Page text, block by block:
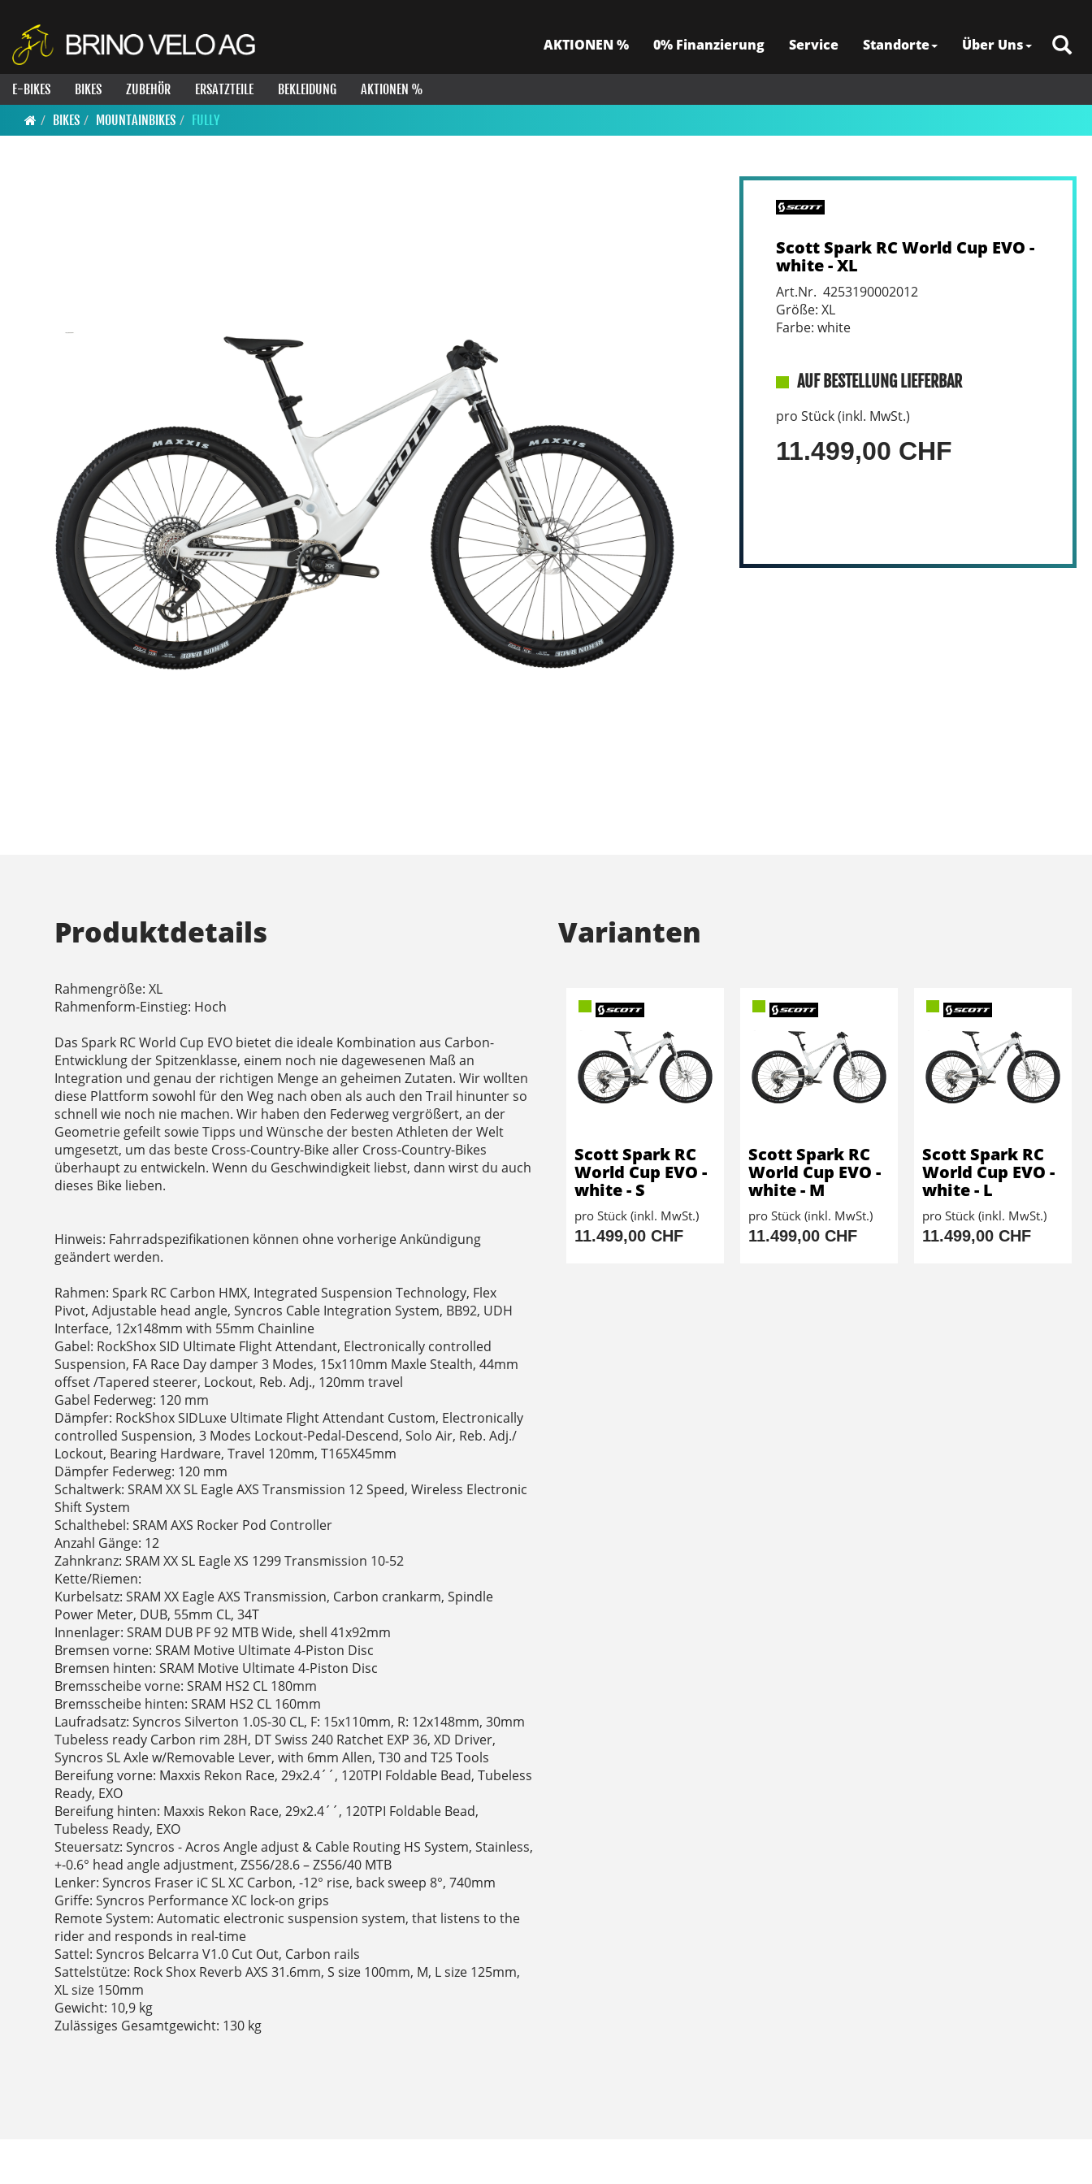
AKTIONEN % 0% Finanzierung Service Standorte Über Uns
E-BIKES BIKES ZUBEHÖR ERSATZTEILE BEKLEIDUNG
AKTIONEN %
BIKES
MOUNTAINBIKES FULLY
Scott Spark RC World Cup EVO -
white - XL
Art.Nr. 4253190002012
Größe: XL
Farbe: white
AUF BESTELLUNG LIEFERBAR
pro Stück (inkl. MwSt.)
11.499,00 CHF
Produktdetails
Rahmengröße: XL
Rahmenform-Einstieg: Hoch
Das Spark RC World Cup EVO bietet die ideale Kombination aus Carbon-
Entwicklung der Spitzenklasse, einem noch nie dagewesenen Maß an
Integration und genau der richtigen Menge an geheimen Zutaten. Wir wollten
diese Plattform sowohl für den Weg nach oben als auch den Trail hinunter so
schnell wie noch nie machen. Wir haben den Federweg vergrößert, an der
Geometrie gefeilt sowie Tipps und Wünsche der besten Athleten der Welt
umgesetzt, um das beste Cross-Country-Bike aller Cross-Country-Bikes
überhaupt zu entwickeln. Wenn du Geschwindigkeit liebst, dann wirst du auch
dieses Bike lieben.
Hinweis: Fahrradspezifikationen können ohne vorherige Ankündigung
geändert werden.
Rahmen: Spark RC Carbon HMX, Integrated Suspension Technology, Flex
Pivot, Adjustable head angle, Syncros Cable Integration System, BB92, UDH
Interface, 12x148mm with 55mm Chainline
Gabel: RockShox SID Ultimate Flight Attendant, Electronically controlled
Suspension, FA Race Day damper 3 Modes, 15x110mm Maxle Stealth, 44mm
offset /Tapered steerer, Lockout, Reb. Adj., 120mm travel
Gabel Federweg: 120 mm
Dämpfer: RockShox SIDLuxe Ultimate Flight Attendant Custom, Electronically
controlled Suspension, 3 Modes Lockout-Pedal-Descend, Solo Air, Reb. Adj./
Lockout, Bearing Hardware, Travel 120mm, T165X45mm
Dämpfer Federweg: 120 mm
Schaltwerk: SRAM XX SL Eagle AXS Transmission 12 Speed, Wireless Electronic
Shift System
Schalthebel: SRAM AXS Rocker Pod Controller
Anzahl Gänge: 12
Zahnkranz: SRAM XX SL Eagle XS 1299 Transmission 10-52
Kette/Riemen:
Kurbelsatz: SRAM XX Eagle AXS Transmission, Carbon crankarm, Spindle
Power Meter, DUB, 55mm CL, 34T
Innenlager: SRAM DUB PF 92 MTB Wide, shell 41x92mm
Bremsen vorne: SRAM Motive Ultimate 4-Piston Disc
Bremsen hinten: SRAM Motive Ultimate 4-Piston Disc
Bremsscheibe vorne: SRAM HS2 CL 180mm
Bremsscheibe hinten: SRAM HS2 CL 160mm
Laufradsatz: Syncros Silverton 1.0S-30 CL, F: 15x110mm, R: 12x148mm, 30mm
Tubeless ready Carbon rim 28H, DT Swiss 240 Ratchet EXP 36, XD Driver,
Syncros SL Axle w/Removable Lever, with 6mm Allen, T30 and T25 Tools
Bereifung vorne: Maxxis Rekon Race, 29x2.4´´, 120TPI Foldable Bead, Tubeless
Ready, EXO
Bereifung hinten: Maxxis Rekon Race, 29x2.4´´, 120TPI Foldable Bead,
Tubeless Ready, EXO
Steuersatz: Syncros - Acros Angle adjust & Cable Routing HS System, Stainless,
+-0.6° head angle adjustment, ZS56/28.6 – ZS56/40 MTB
Lenker: Syncros Fraser iC SL XC Carbon, -12° rise, back sweep 8°, 740mm
Griffe: Syncros Performance XC lock-on grips
Remote System: Automatic electronic suspension system, that listens to the
rider and responds in real-time
Sattel: Syncros Belcarra V1.0 Cut Out, Carbon rails
Sattelstütze: Rock Shox Reverb AXS 31.6mm, S size 100mm, M, L size 125mm,
XL size 150mm
Gewicht: 10,9 kg
Zulässiges Gesamtgewicht: 130 kg
Varianten
Scott Spark RC
World Cup EVO -
white - S
pro Stück (inkl. MwSt.)
11.499,00 CHF
Scott Spark RC
World Cup EVO -
white - M
pro Stück (inkl. MwSt.)
11.499,00 CHF
Scott Spark RC
World Cup EVO -
white - L
pro Stück (inkl. MwSt.)
11.499,00 CHF